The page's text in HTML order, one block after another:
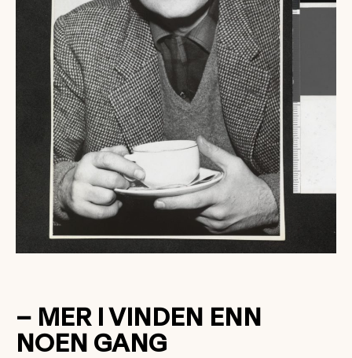
– MER I VINDEN ENN
NOEN GANG